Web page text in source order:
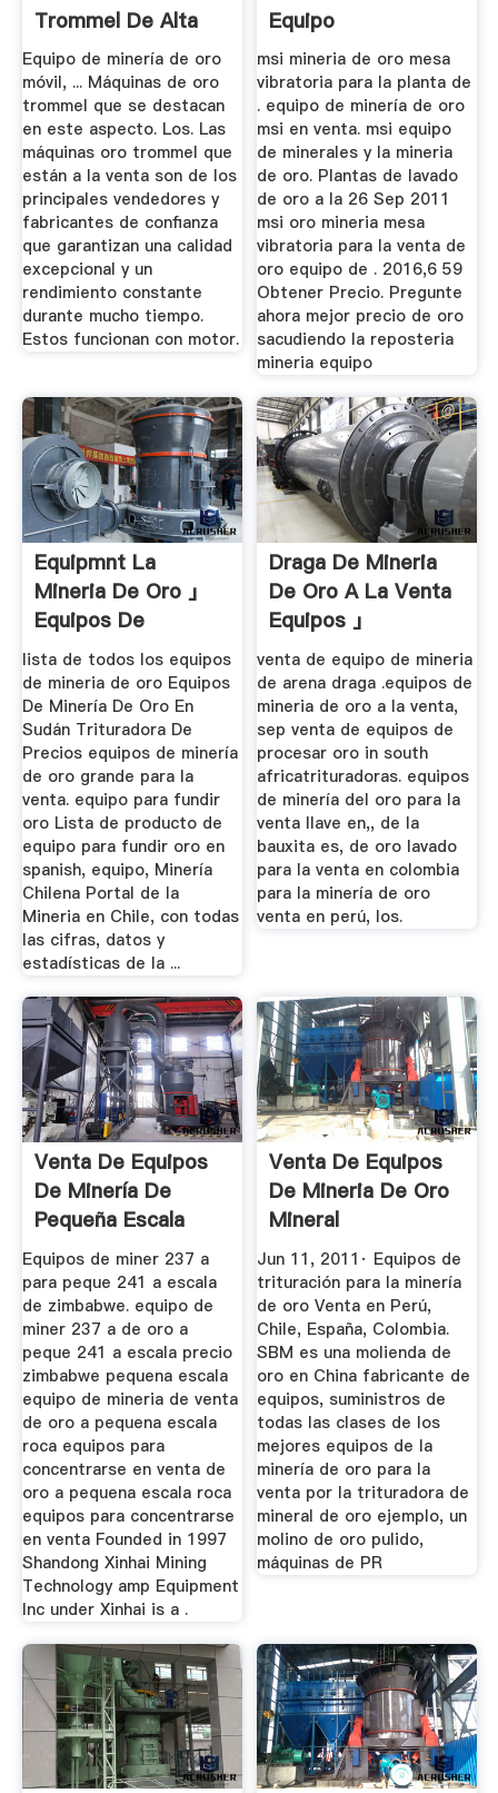
Trommel De Alta
Calidad Y ...
Equipo de minería de oro
móvil, ... Máquinas de oro
trommel que se destacan
en este aspecto. Los. Las
máquinas oro trommel que
están a la venta son de los
principales vendedores y
fabricantes de confianza
que garantizan una calidad
excepcional y un
rendimiento constante
durante mucho tiempo.
Estos funcionan con motor.
Equipo
Concentrador De
Oro」
msi mineria de oro mesa
vibratoria para la planta de
. equipo de minería de oro
msi en venta. msi equipo
de minerales y la mineria
de oro. Plantas de lavado
de oro a la 26 Sep 2011
msi oro mineria mesa
vibratoria para la venta de
oro equipo de . 2016,6 59
Obtener Precio. Pregunte
ahora mejor precio de oro
sacudiendo la reposteria
mineria equipo
Equipmnt La
Mineria De Oro 」
Equipos De
Procesamiento De
...
lista de todos los equipos
de mineria de oro Equipos
De Minería De Oro En
Sudán Trituradora De
Precios equipos de minería
de oro grande para la
venta. equipo para fundir
oro Lista de producto de
equipo para fundir oro en
spanish, equipo, Minería
Chilena Portal de la
Mineria en Chile, con todas
las cifras, datos y
estadísticas de la ...
Draga De Mineria
De Oro A La Venta
Equipos 」
venta de equipo de mineria
de arena draga .equipos de
mineria de oro a la venta,
sep venta de equipos de
procesar oro in south
africatrituradoras. equipos
de minería del oro para la
venta llave en,, de la
bauxita es, de oro lavado
para la venta en colombia
para la minería de oro
venta en perú, los.
Venta De Equipos
De Minería De
Pequeña Escala
Usados
Equipos de miner 237 a
para peque 241 a escala
de zimbabwe. equipo de
miner 237 a de oro a
peque 241 a escala precio
zimbabwe pequena escala
equipo de mineria de venta
de oro a pequena escala
roca equipos para
concentrarse en venta de
oro a pequena escala roca
equipos para concentrarse
en venta Founded in 1997
Shandong Xinhai Mining
Technology amp Equipment
Inc under Xinhai is a .
Venta De Equipos
De Mineria De Oro
Mineral
Jun 11, 2011· Equipos de
trituración para la minería
de oro Venta en Perú,
Chile, España, Colombia.
SBM es una molienda de
oro en China fabricante de
equipos, suministros de
todas las clases de los
mejores equipos de la
minería de oro para la
venta por la trituradora de
mineral de oro ejemplo, un
molino de oro pulido,
máquinas de PR